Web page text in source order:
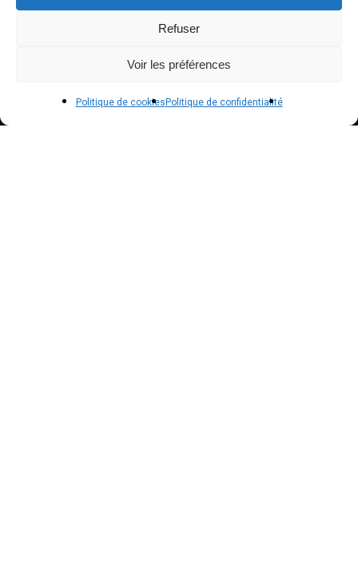
Refuser
Voir les préférences
Politique de cookies Politique de confidentialité
Conditions générales de vente